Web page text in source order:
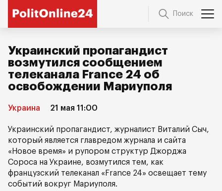
Поиск
Украинский пропагандист
возмутился сообщением
телеканала France 24 об
освобождении Мариуполя
Украина 21 мая 11:00
Украинский пропагандист, журналист Виталий Сыч,
который является главредом журнала и сайта
«Новое время» и рупором структур Джорджа
Сороса на Украине, возмутился тем, как
французский телеканал «France 24» освещает тему
событий вокруг Мариуполя.